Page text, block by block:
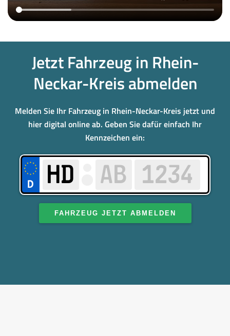
Jetzt Fahrzeug in Rhein-
Neckar-Kreis abmelden
Melden Sie Ihr Fahrzeug in Rhein-Neckar-Kreis jetzt und
hier digital online ab. Geben Sie dafür einfach Ihr
Kennzeichen ein:
FAHRZEUG JETZT ABMELDEN